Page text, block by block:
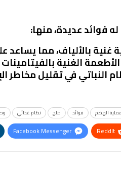
فوائد عديدة، منها:
غنية بالألياف، مما
الغنية
النباتي في تقليل مخاطر
عملية الهضم فوائد ملح نظام غذائي
ReddIt
Facebook Messenger